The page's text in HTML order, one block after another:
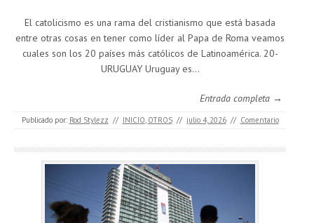
El catolicismo es una rama del cristianismo que está basada
entre otras cosas en tener como líder al Papa de Roma veamos
cuales son los 20 países más católicos de Latinoamérica. 20-
URUGUAY Uruguay es…
Entrada completa →
Publicado por: Rod Stylezz // INICIO OTROS // julio 4, 2026 // Comentario